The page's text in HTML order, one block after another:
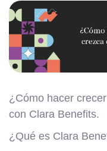
¿Cómo hacer
con Clara Benefits.
¿Qué es Clara